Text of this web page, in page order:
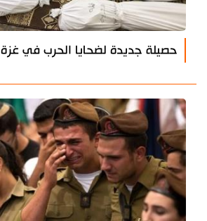
حصيلة جديدة لضحايا الحرب في غزة